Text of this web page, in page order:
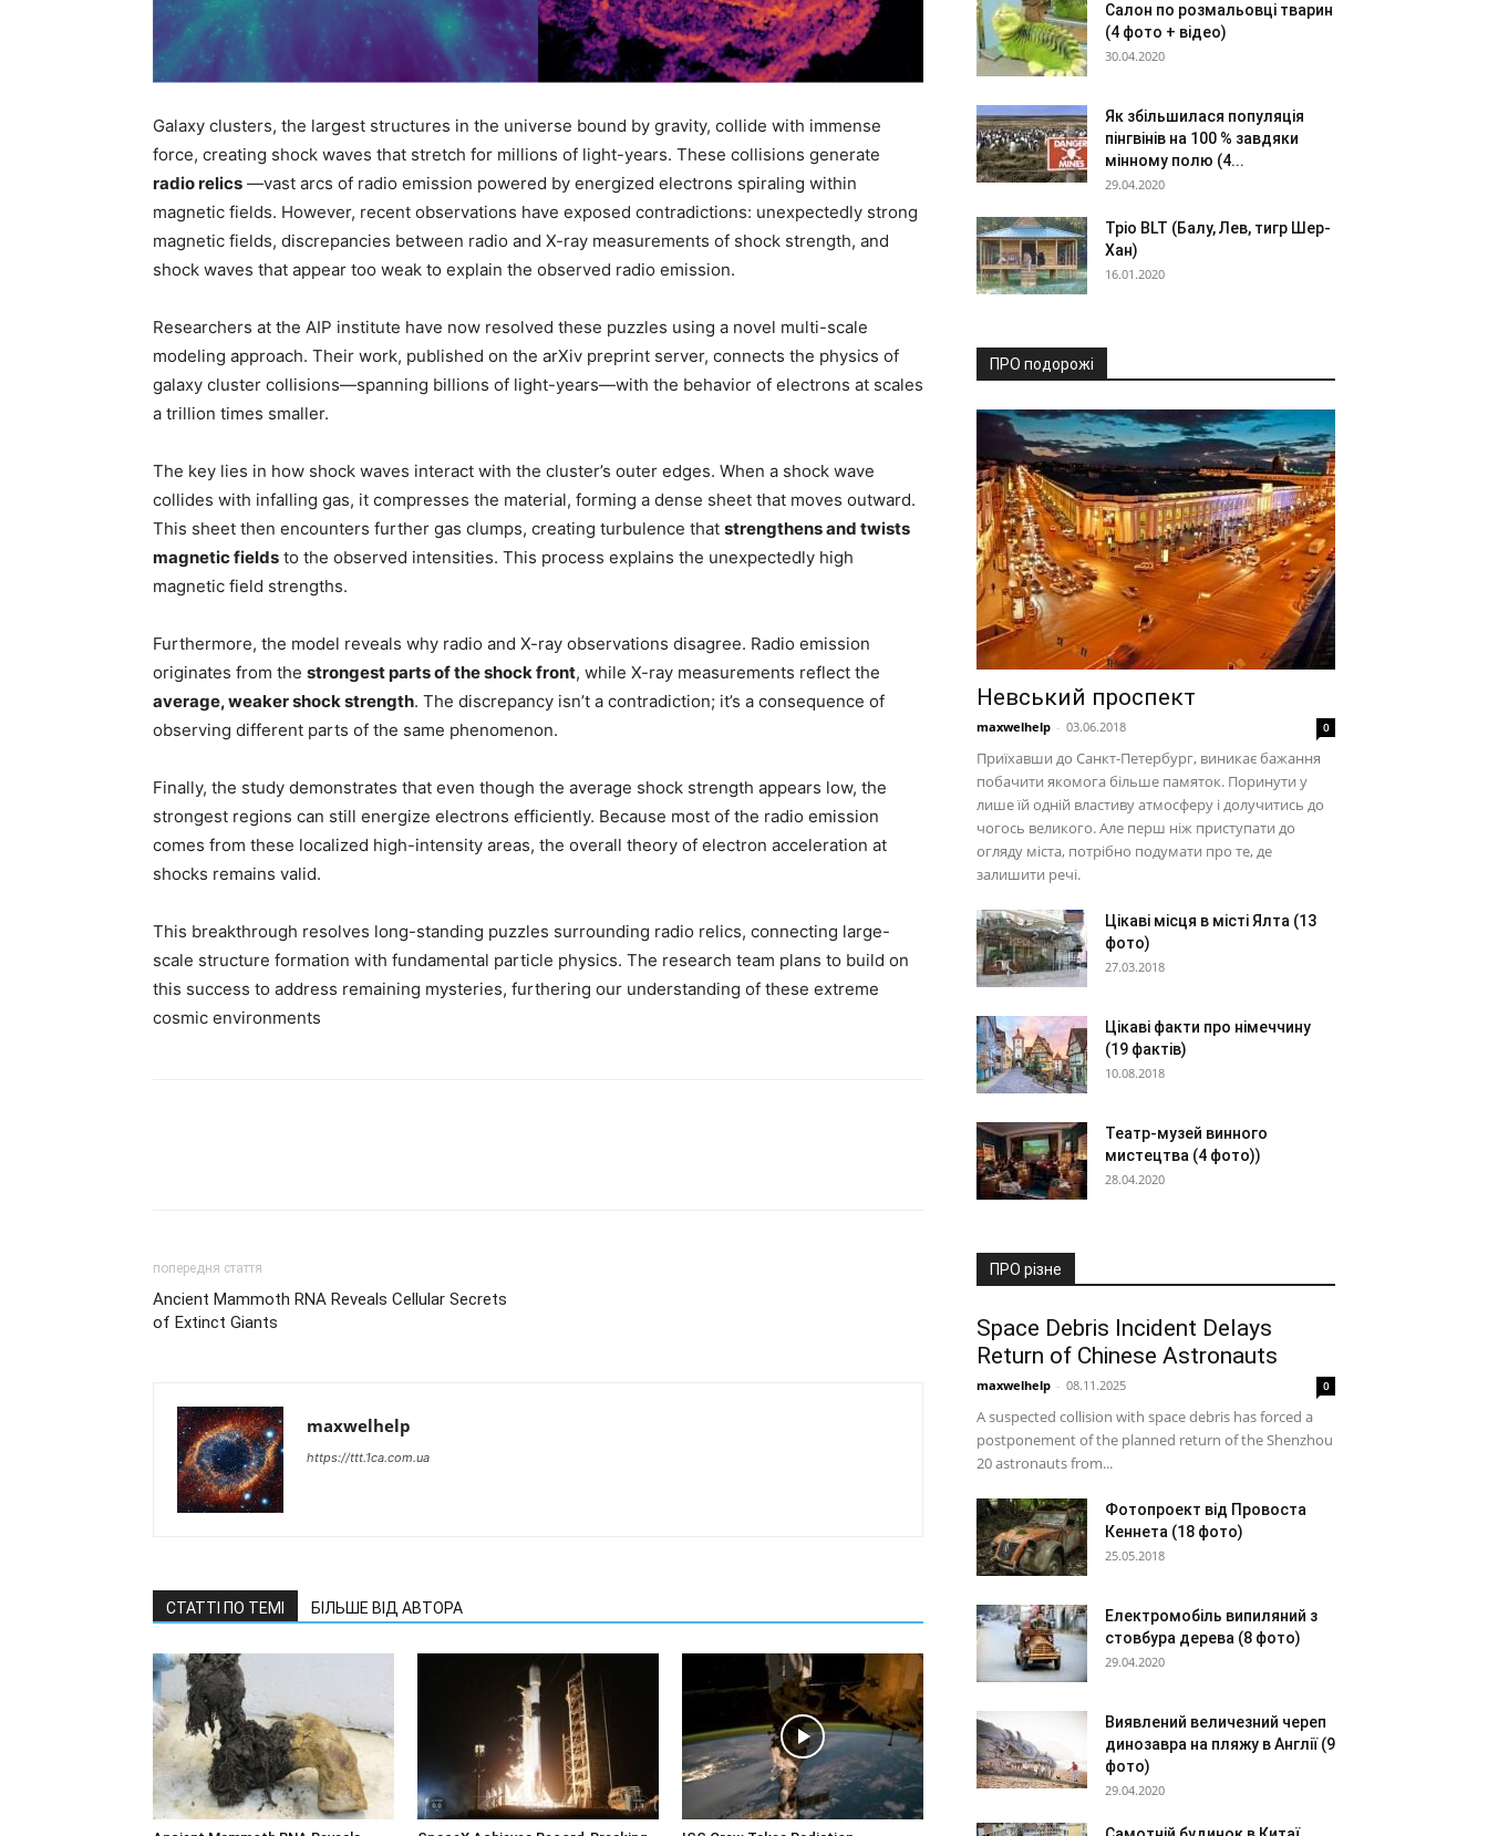
Galaxy clusters, the largest structures in the universe bound by gravity, collide with immense
force, creating shock waves that stretch for millions of light-years. These collisions generate
radio relics —vast arcs of radio emission powered by energized electrons spiraling within
magnetic fields. However, recent observations have exposed contradictions: unexpectedly strong
magnetic fields, discrepancies between radio and X-ray measurements of shock strength, and
shock waves that appear too weak to explain the observed radio emission.
Researchers at the AIP institute have now resolved these puzzles using a novel multi-scale
modeling approach. Their work, published on the arXiv preprint server, connects the physics of
galaxy cluster collisions—spanning billions of light-years—with the behavior of electrons at scales
a trillion times smaller.
The key lies in how shock waves interact with the cluster’s outer edges. When a shock wave
collides with infalling gas, it compresses the material, forming a dense sheet that moves outward.
This sheet then encounters further gas clumps, creating turbulence that strengthens and twists
magnetic fields to the observed intensities. This process explains the unexpectedly high
magnetic field strengths.
Furthermore, the model reveals why radio and X-ray observations disagree. Radio emission
originates from the strongest parts of the shock front, while X-ray measurements reflect the
average, weaker shock strength. The discrepancy isn’t a contradiction; it’s a consequence of
observing different parts of the same phenomenon.
Finally, the study demonstrates that even though the average shock strength appears low, the
strongest regions can still energize electrons efficiently. Because most of the radio emission
comes from these localized high-intensity areas, the overall theory of electron acceleration at
shocks remains valid.
This breakthrough resolves long-standing puzzles surrounding radio relics, connecting large-
scale structure formation with fundamental particle physics. The research team plans to build on
this success to address remaining mysteries, furthering our understanding of these extreme
cosmic environments
попередня стаття
Ancient Mammoth RNA Reveals Cellular Secrets
of Extinct Giants
maxwelhelp
https://ttt.1ca.com.ua
СТАТТІ ПО ТЕМІ БІЛЬШЕ ВІД АВТОРА
Салон по розмальовці тварин
(4 фото + відео)
30.04.2020
Як збільшилася популяція
пінгвінів на 100 % завдяки
мінному полю (4...
29.04.2020
Тріо BLT (Балу, Лев, тигр Шер-
Хан)
16.01.2020
ПРО подорожі
Невський проспект
maxwelhelp - 03.06.2018 0
Приїхавши до Санкт-Петербург, виникає бажання
побачити якомога більше памяток. Поринути у
лише їй одній властиву атмосферу і долучитись до
чогось великого. Але перш ніж приступати до
огляду міста, потрібно подумати про те, де
залишити речі.
Цікаві місця в місті Ялта (13
фото)
27.03.2018
Цікаві факти про німеччину
(19 фактів)
10.08.2018
Театр-музей винного
мистецтва (4 фото))
28.04.2020
ПРО різне
Space Debris Incident Delays
Return of Chinese Astronauts
maxwelhelp - 08.11.2025 0
A suspected collision with space debris has forced a
postponement of the planned return of the Shenzhou
20 astronauts from...
Фотопроект від Провоста
Кеннета (18 фото)
25.05.2018
Електромобіль випиляний з
стовбура дерева (8 фото)
29.04.2020
Виявлений величезний череп
динозавра на пляжу в Англії (9
фото)
29.04.2020